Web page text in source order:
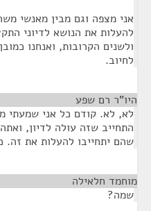
אני מצפה וגם מבין מאנשי
ולשנים הקרובות, ואנחנו
לחיוב.
היו"ר רם שפע
לא, לא. קודם כל אני שמעתי
התחייב שזה עולה לדיון,
שהם יתחייבו להעלות את זה.
מוחמד חלאילה
שמה?